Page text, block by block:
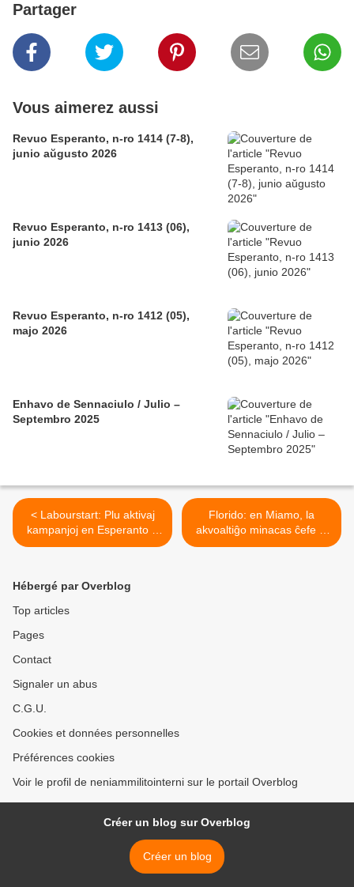
Partager
Vous aimerez aussi
Revuo Esperanto, n-ro 1414 (7-8),
junio aŭgusto 2026
Revuo Esperanto, n-ro 1413 (06),
junio 2026
Revuo Esperanto, n-ro 1412 (05),
majo 2026
Enhavo de Sennaciulo / Julio –
Septembro 2025
< Labourstart: Plu aktivaj
kampanjoj en Esperanto –
decembro 2020
Florido: en Miamo, la
akvoaltiĝo minacas ĉefe la
malriĉulojn >
Hébergé par Overblog
Top articles
Pages
Contact
Signaler un abus
C.G.U.
Cookies et données personnelles
Préférences cookies
Voir le profil de neniammilitointerni sur le portail Overblog
Créer un blog sur Overblog
Créer un blog